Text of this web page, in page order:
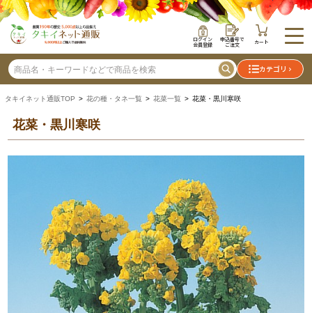
ログイン
会員登録
申込番号で
ご注文 カート
カテゴリ
タキイネット通販TOP > 花の種・タネ一覧 > 花菜一覧 > 花菜・黒川寒咲
花菜・黒川寒咲